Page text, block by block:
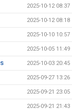
2025-10-12 08:37
2025-10-12 08:18
2025-10-10 10:57
2025-10-05 11:49
2025-10-03 20:45
2025-09-27 13:26
2025-09-21 23:05
2025-09-21 21:43